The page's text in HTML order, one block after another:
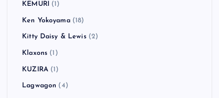
KEMURI (1)
Ken Yokoyama(18)
Kitty Daisy & Lewis(2)
Klaxons (1)
KUZIRA(1)
Lagwagon (4)